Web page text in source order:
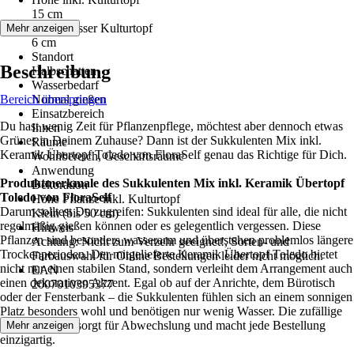
15 cm
Durchmesser Kulturtopf
6 cm
Standort
Halbschatten
Wasserbedarf
Normal gießen
Einsatzbereich
Innen
Räume
Wohnbereich, Geschäftsräume
Anwendung
Dekoration
Höhe Pflanze inkl. Kulturtopf
Klein (bis 50 cm)
Hinweis
Achtung: Nicht zum Verzehr geeignet!, Sorten- und
Farbauswahl für Online Bestellungen leider nicht möglich.
EAN
2007010395377
Mehr anzeigen
Beschreibung
Bereich überspringen
Du hast wenig Zeit für Pflanzenpflege, möchtest aber dennoch etwas
Grünes in Deinem Zuhause? Dann ist der Sukkulenten Mix inkl.
Keramik Übertopf Toledo von FloraSelf genau das Richtige für Dich.
Produktmerkmale des Sukkulenten Mix inkl. Keramik Übertopf
Toledo von FloraSelf
Darum solltest Du zugreifen: Sukkulenten sind ideal für alle, die nicht
regelmäßig gießen können oder es gelegentlich vergessen. Diese
Pflanzen sind besonders wasserarm und überstehen problemlos längere
Trockenperioden. Der mitgelieferte Keramik Übertopf Toledo bietet
nicht nur einen stabilen Stand, sondern verleiht dem Arrangement auch
einen dekorativen Akzent. Egal ob auf der Anrichte, dem Bürotisch
oder der Fensterbank – die Sukkulenten fühlen sich an einem sonnigen
Platz besonders wohl und benötigen nur wenig Wasser. Die zufällige
Sortenauswahl sorgt für Abwechslung und macht jede Bestellung
einzigartig.
Mehr anzeigen